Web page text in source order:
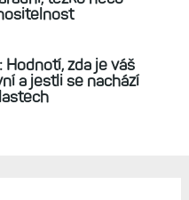
Ty nabídne řada